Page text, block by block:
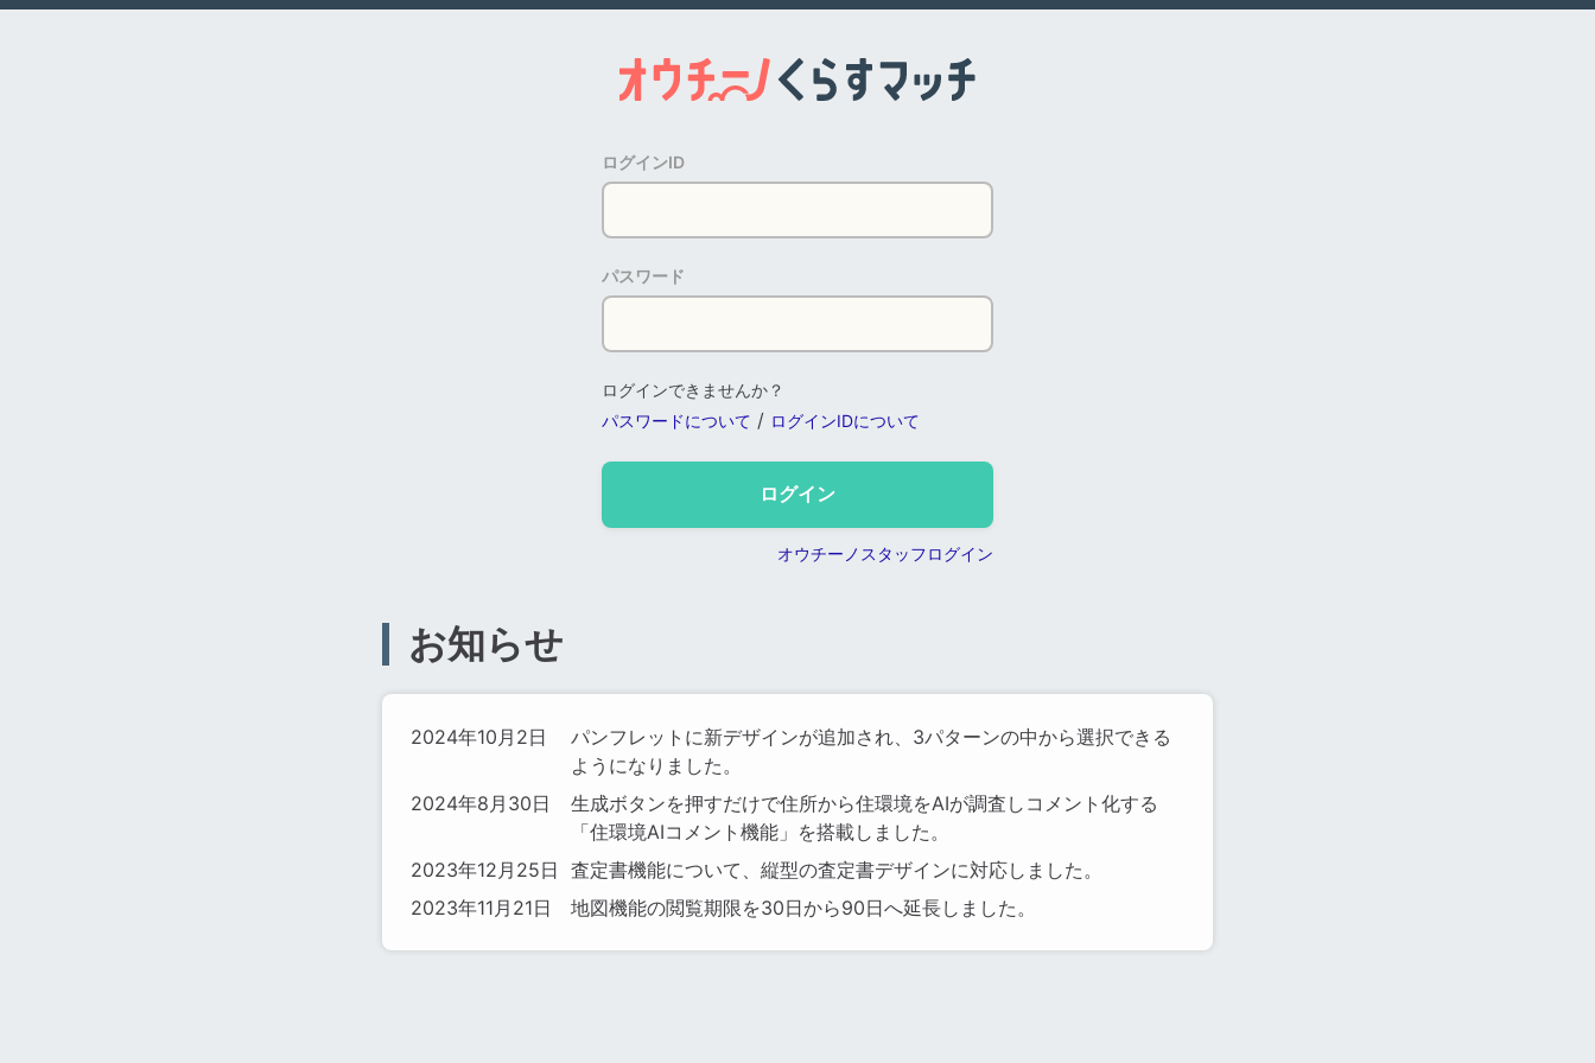
ログインID
パスワード
ログインできませんか？
パスワードについて / ログインIDについて
オウチーノスタッフログイン
お知らせ
2024年10月2日
パンフレットに新デザインが追加され、3パターンの中から選択できる
ようになりました。
2024年8月30日
生成ボタンを押すだけで住所から住環境をAIが調査しコメント化する
「住環境AIコメント機能」を搭載しました。
2023年12月25日 査定書機能について、縦型の査定書デザインに対応しました。
2023年11月21日
地図機能の閲覧期限を30日から90日へ延長しました。